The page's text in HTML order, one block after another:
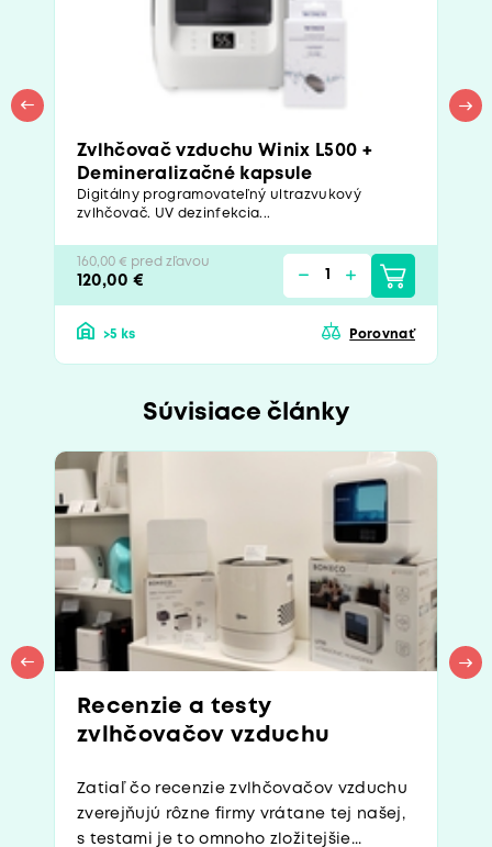
Zvlhčovač vzduchu Winix L500 +
Demineralizačné kapsule
Digitálny programovateľný ultrazvukový
zvlhčovač. UV dezinfekcia...
160,00 € pred zľavou
120,00 €
>5 ks Porovnať
Súvisiace články
Recenzie a testy
zvlhčovačov vzduchu
Zatiaľ čo recenzie zvlhčovačov vzduchu
zverejňujú rôzne firmy vrátane tej našej,
s testami je to omnoho zložitejšie...